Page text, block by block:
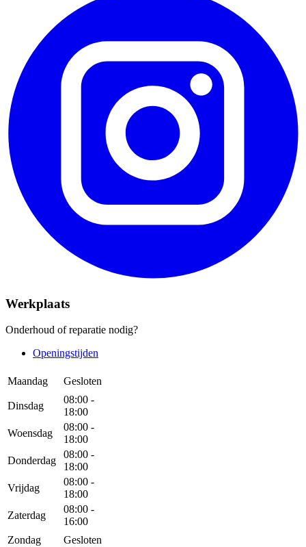
Werkplaats
Onderhoud of reparatie nodig?
Openingstijden
Maandag Gesloten
Dinsdag
08:00 -
18:00
Woensdag
08:00 -
18:00
Donderdag
08:00 -
18:00
Vrijdag
08:00 -
18:00
Zaterdag
08:00 -
16:00
Zondag
Gesloten